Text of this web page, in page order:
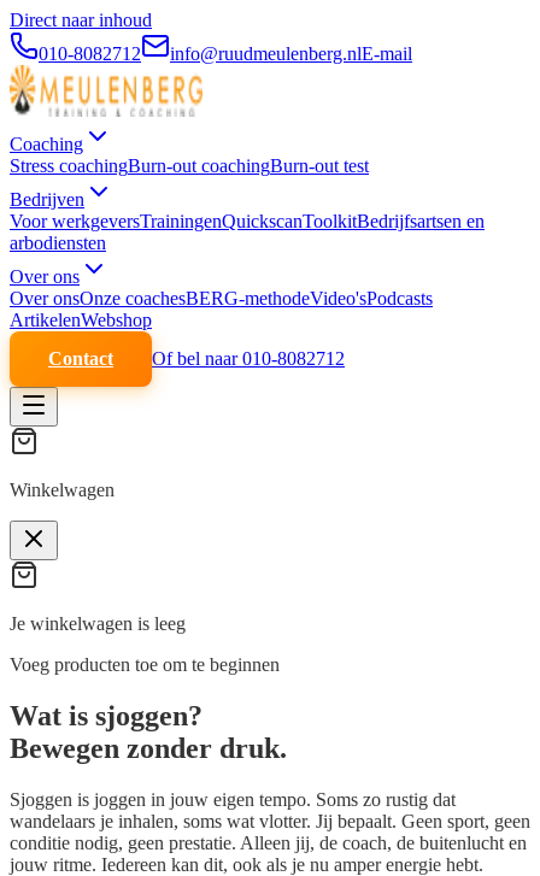
Direct naar inhoud
010-8082712
info@ruudmeulenberg.nlE-mail
Coaching
Stress coachingBurn-out coachingBurn-out test
Bedrijven
Voor werkgeversTrainingenQuickscanToolkitBedrijfsartsen en
arbodiensten
Over ons
Over onsOnze coachesBERG-methodeVideo'sPodcasts
ArtikelenWebshop
Contact
Of bel naar 010-8082712
Winkelwagen
Je winkelwagen is leeg
Voeg producten toe om te beginnen
Wat is sjoggen?
Bewegen zonder druk.
Sjoggen is joggen in jouw eigen tempo. Soms zo rustig dat
wandelaars je inhalen, soms wat vlotter. Jij bepaalt. Geen sport, geen
conditie nodig, geen prestatie. Alleen jij, de coach, de buitenlucht en
jouw ritme. Iedereen kan dit, ook als je nu amper energie hebt.